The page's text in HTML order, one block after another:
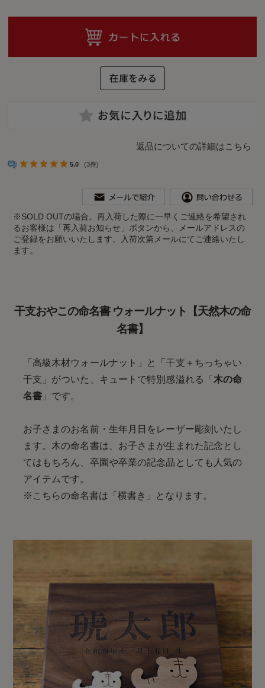
返品についての詳細はこちら
5.0 (3件)
※SOLD OUTの場合。再入荷した際に一早くご連絡を希望され
るお客様は「再入荷お知らせ」ボタンから、メールアドレスの
ご登録をお願いいたします。入荷次第メールにてご連絡いたし
ます。
干支おやこの命名書 ウォールナット【天然木の命
名書】
「高級木材ウォールナット」と「干支＋ちっちゃい
干支」がついた、キュートで特別感溢れる「木の命
名書」です。
お子さまのお名前・生年月日をレーザー彫刻いたし
ます。木の命名書は、お子さまが生まれた記念とし
てはもちろん、卒園や卒業の記念品としても人気の
アイテムです。
※こちらの命名書は「横書き」となります。